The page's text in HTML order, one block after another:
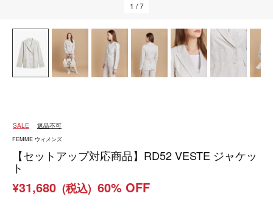
1 / 7
SALE 返品不可
FEMME ウィメンズ
【セットアップ対応商品】RD52 VESTE ジャケッ
ト
¥31,680 (税込) 60% OFF